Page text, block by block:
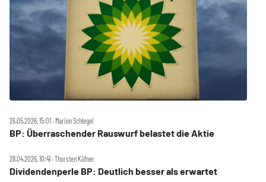
26.05.2026, 15:01 ‧ Marion Schlegel
BP: Überraschender Rauswurf belastet die Aktie
28.04.2026, 10:41 ‧ Thorsten Küfner
Dividendenperle BP: Deutlich besser als erwartet